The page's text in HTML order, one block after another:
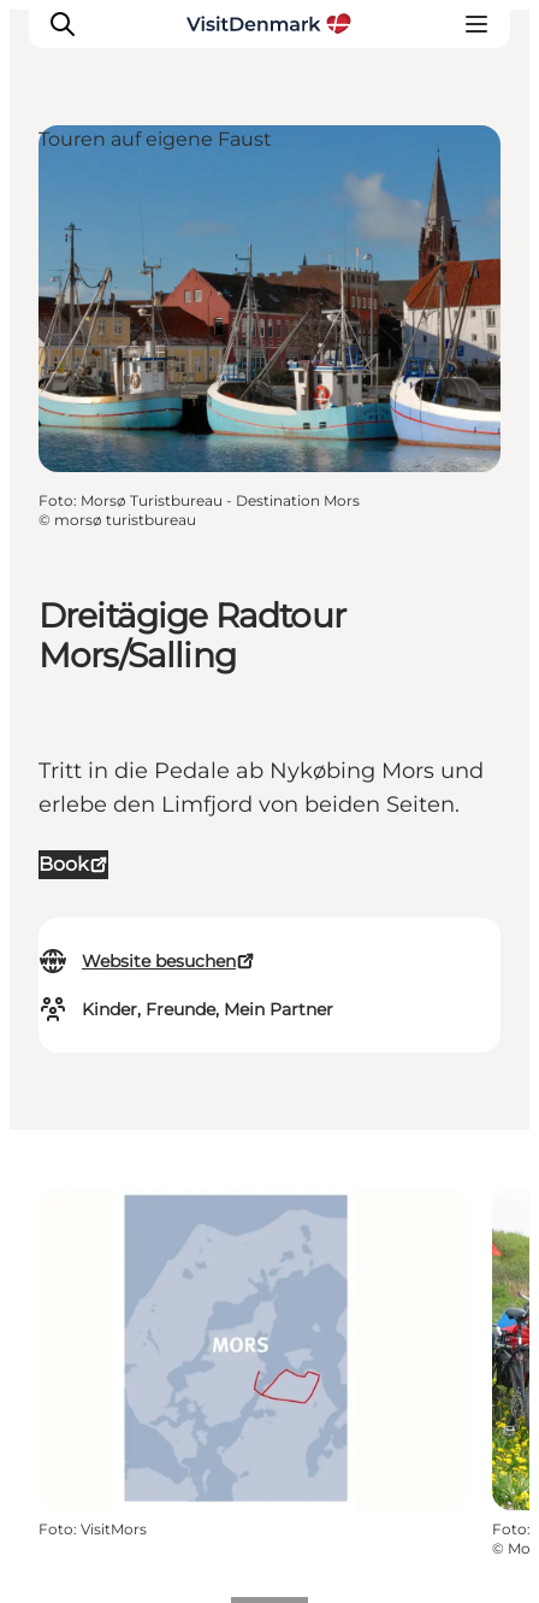
Regionen
Erlebnisse
Unterkünfte
Reiseplanung
Dreitägige Radtour
Mors/Salling
Tritt in die Pedale ab Nykøbing Mors und
erlebe den Limfjord von beiden Seiten.
Book
Website besuchen
Kinder, Freunde, Mein Partner
Touren auf eigene Faust
Foto: Morsø Turistbureau - Destination Mors
© morsø turistbureau
Foto: VisitMors Foto:
©